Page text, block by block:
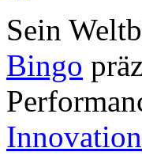
Sein
Bingo
Innovation